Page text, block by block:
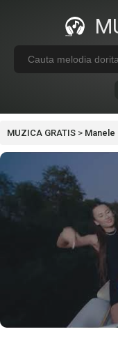
MUZICA GRATIS > Manele